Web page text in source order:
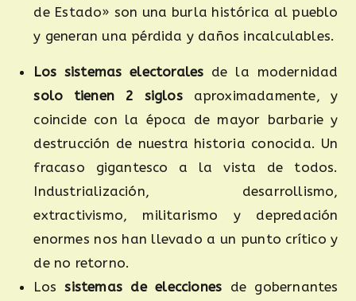
de Estado» son una burla histórica al pueblo
y generan una pérdida y daños incalculables.
Los sistemas electorales de la modernidad
solo tienen 2 siglosaproximadamente, y
coincide con la época de mayor barbarie y
destrucción de nuestra historia conocida. Un
fracaso gigantesco a la vista de todos.
Industrialización, desarrollismo,
extractivismo, militarismo y depredación
enormes nos han llevado a un punto crítico y
de no retorno.
Lossistemas de elecciones de gobernantes